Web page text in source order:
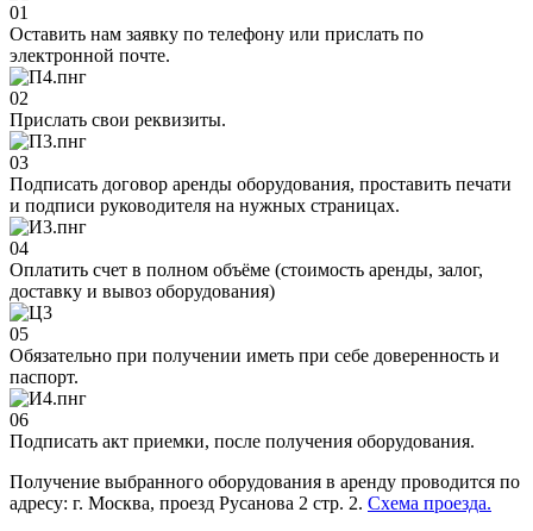
01
Оставить нам заявку по телефону или прислать по
электронной почте.
02
Прислать свои реквизиты.
03
Подписать договор аренды оборудования, проставить печати
и подписи руководителя на нужных страницах.
04
Оплатить счет в полном объёме (стоимость аренды, залог,
доставку и вывоз оборудования)
05
Обязательно при получении иметь при себе доверенность и
паспорт.
06
Подписать акт приемки, после получения оборудования.
Получение выбранного оборудования в аренду проводится по
адресу: г. Москва, проезд Русанова 2 стр. 2. Схема проезда.